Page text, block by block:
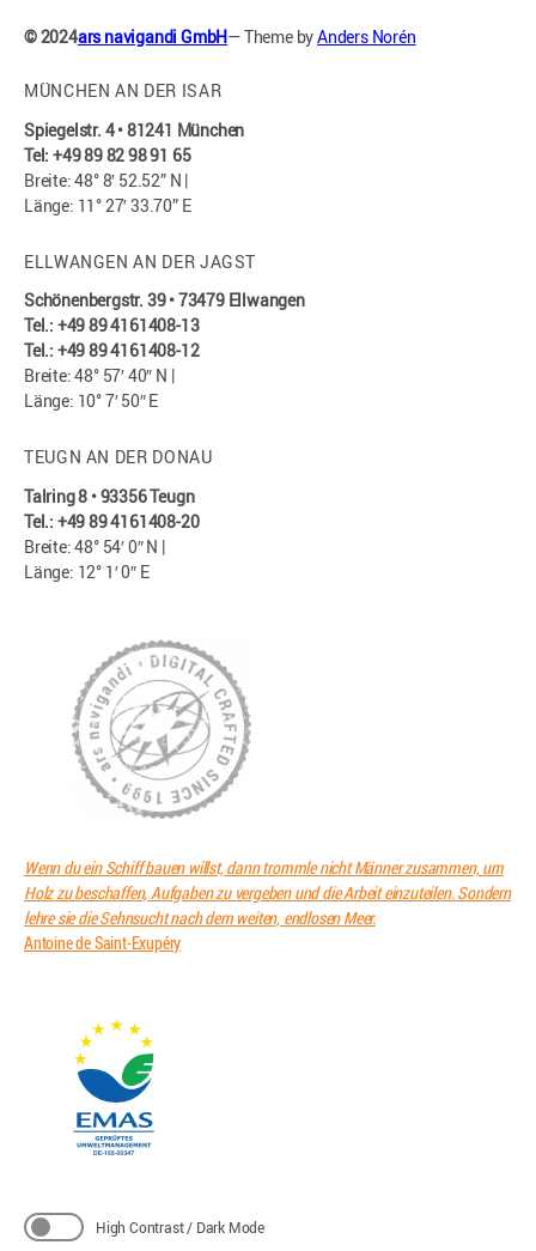
© 2024ars navigandi GmbH— Theme byAnders Norén
MÜNCHEN AN DER ISAR
Spiegelstr. 4 • 81241 München
Tel: +49 89 82 98 91 65
Breite: 48° 8′ 52.52” N |
Länge: 11° 27′ 33.70” E
ELLWANGEN AN DER JAGST
Schönenbergstr. 39 • 73479 Ellwangen
Tel.: +49 89 4161408-13
Tel.: +49 89 4161408-12
Breite: 48° 57′ 40″ N |
Länge: 10° 7′ 50″ E
TEUGN AN DER DONAU
Talring 8 • 93356 Teugn
Tel.: +49 89 4161408-20
Breite: 48° 54′ 0″ N |
Länge: 12° 1′ 0″ E
Wenn du ein Schiff bauen willst, dann trommle nicht Männer zusammen, um
Holz zu beschaffen, Aufgaben zu vergeben und die Arbeit einzuteilen. Sondern
lehre sie die Sehnsucht nach dem weiten, endlosen Meer.
Antoine de Saint-Exupéry
High Contrast / Dark Mode